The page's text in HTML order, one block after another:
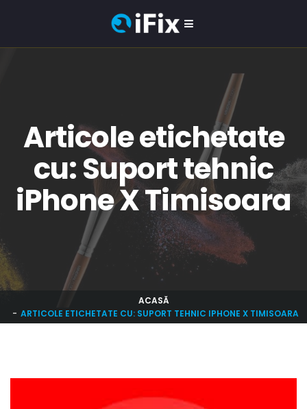
Articole etichetate
cu: Suport tehnic
iPhone X Timisoara
ACASĂ
ARTICOLE ETICHETATE CU: SUPORT TEHNIC IPHONE X TIMISOARA